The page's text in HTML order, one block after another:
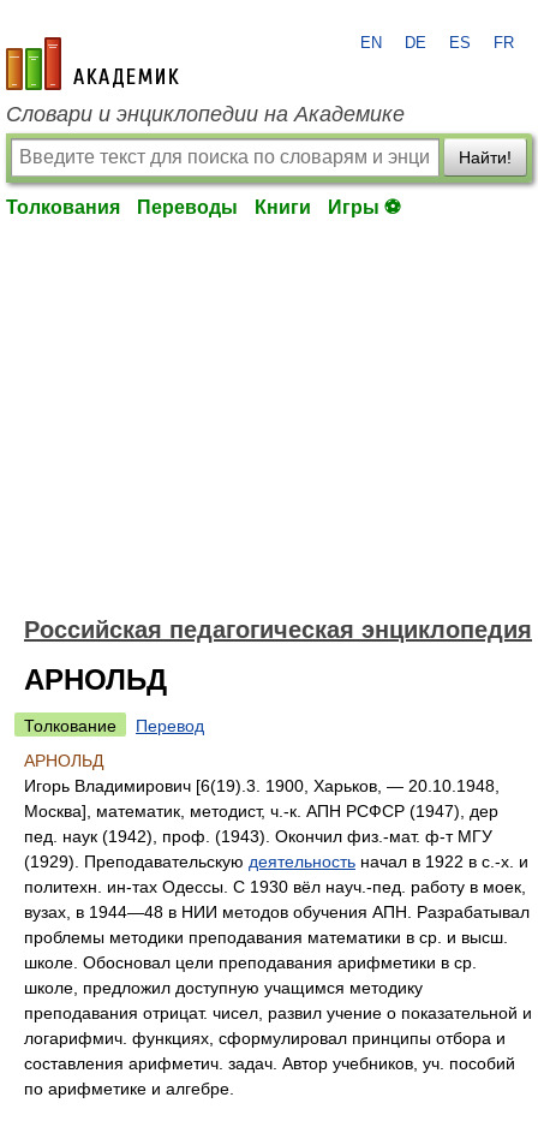
academic.ru
EN DE ES FR
Словари и энциклопедии на Академике
Найти!
Толкования Переводы Книги Игры ⚽
Российская педагогическая энциклопедия
АРНОЛЬД
Толкование
Перевод
АРНОЛЬД
Игорь Владимирович [6(19).3. 1900, Харьков, — 20.10.1948,
Москва], математик, методист, ч.-к. АПН РСФСР (1947), дер
пед. наук (1942), проф. (1943). Окончил физ.-мат. ф-т МГУ
(1929). Преподавательскую деятельность начал в 1922 в с.-х. и
политехн. ин-тах Одессы. С 1930 вёл науч.-пед. работу в моек,
вузах, в 1944—48 в НИИ методов обучения АПН. Разрабатывал
проблемы методики преподавания математики в ср. и высш.
школе. Обосновал цели преподавания арифметики в ср.
школе, предложил доступную учащимся методику
преподавания отрицат. чисел, развил учение о показательной и
логарифмич. функциях, сформулировал принципы отбора и
составления арифметич. задач. Автор учебников, уч. пособий
по арифметике и алгебре.